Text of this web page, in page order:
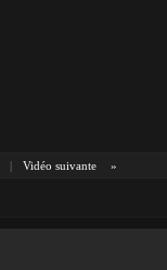
| Vidéo suivante »